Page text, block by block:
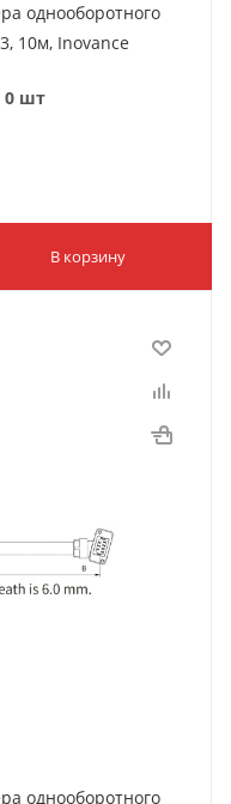
однооборотного
10м, Inovance
0 шт
В корзину
однооборотного